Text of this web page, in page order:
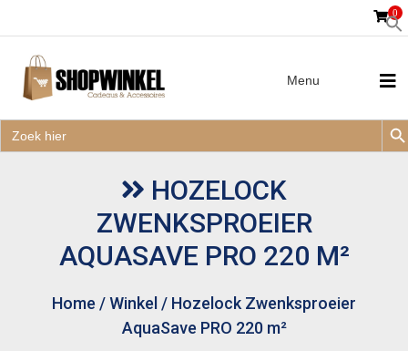
naar:
0
Zoek
naar:
Menu
HOZELOCK
ZWENKSPROEIER
AQUASAVE PRO 220 M²
Home /Winkel / Hozelock Zwenksproeier
AquaSave PRO 220 m²